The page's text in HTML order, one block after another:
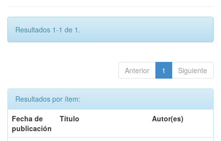
Resultados 1-1 de 1.
Anterior 1 Siguiente
Resultados por ítem:
Fecha de
publicación
Título Autor(es)